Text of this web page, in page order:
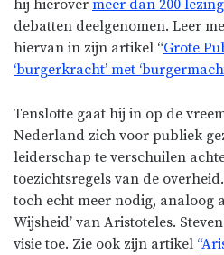
hij hierover meer dan 200
debatten deelgenomen. Leer
hiervan in zijn artikel “Grote
‘burgerkracht’ met
Tenslotte gaat hij in op de
Nederland zich voor publiek
leiderschap te verschuilen
toezichtsregels van de
toch echt meer nodig, analoog
Wijsheid’ van Aristoteles.
visie toe. Zie ook zijn artikel